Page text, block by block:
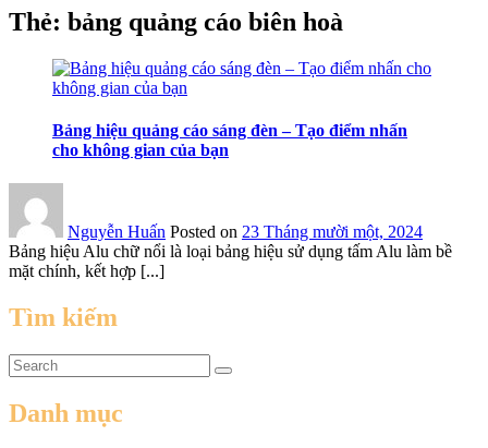
Thẻ: bảng quảng cáo biên hoà
Bảng hiệu quảng cáo sáng đèn – Tạo điểm nhấn
cho không gian của bạn
Nguyễn Huấn Posted on 23 Tháng mười một, 2024
Bảng hiệu Alu chữ nổi là loại bảng hiệu sử dụng tấm Alu làm bề
mặt chính, kết hợp [...]
Tìm kiếm
Danh mục